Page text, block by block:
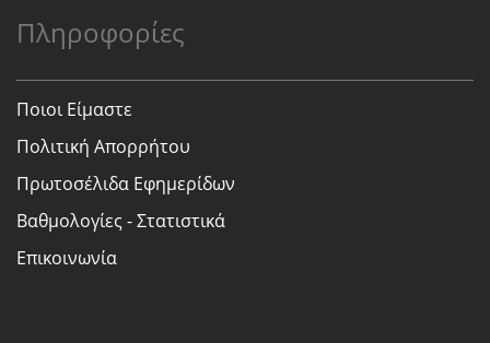
Πληροφορίες
Ποιοι Είμαστε
Πολιτική Απορρήτου
Πρωτοσέλιδα Εφημερίδων
Βαθμολογίες - Στατιστικά
Επικοινωνία